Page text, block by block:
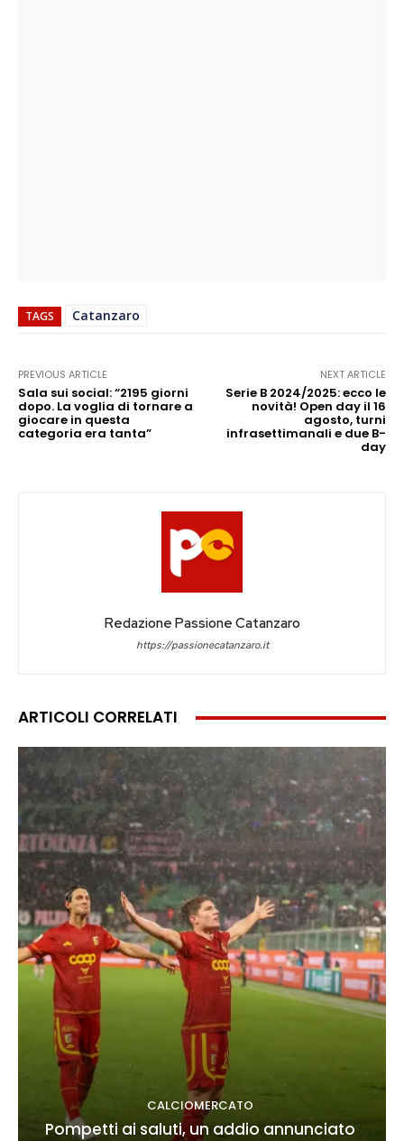
TAGS Catanzaro
PREVIOUS ARTICLE
Sala sui social: “2195 giorni
dopo. La voglia di tornare a
giocare in questa
categoria era tanta”
NEXT ARTICLE
Serie B 2024/2025: ecco le
novità! Open day il 16
agosto, turni
infrasettimanali e due B-
day
Redazione Passione Catanzaro
https://passionecatanzaro.it
ARTICOLI CORRELATI
CALCIOMERCATO
Pompetti ai saluti, un addio annunciato